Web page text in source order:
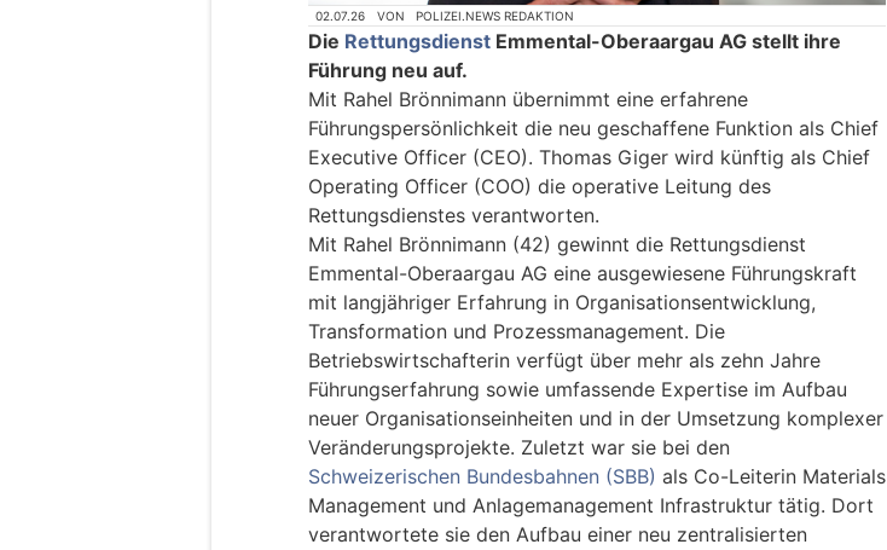
02.07.26 VON POLIZEI.NEWS REDAKTION
Die Rettungsdienst Emmental-Oberaargau AG stellt ihre
Führung neu auf.
Mit Rahel Brönnimann übernimmt eine erfahrene
Führungspersönlichkeit die neu geschaffene Funktion als Chief
Executive Officer (CEO). Thomas Giger wird künftig als Chief
Operating Officer (COO) die operative Leitung des
Rettungsdienstes verantworten.
Mit Rahel Brönnimann (42) gewinnt die Rettungsdienst
Emmental-Oberaargau AG eine ausgewiesene Führungskraft
mit langjähriger Erfahrung in Organisationsentwicklung,
Transformation und Prozessmanagement. Die
Betriebswirtschafterin verfügt über mehr als zehn Jahre
Führungserfahrung sowie umfassende Expertise im Aufbau
neuer Organisationseinheiten und in der Umsetzung komplexer
Veränderungsprojekte. Zuletzt war sie bei den
Schweizerischen Bundesbahnen (SBB) als Co-Leiterin Materials
Management und Anlagemanagement Infrastruktur tätig. Dort
verantwortete sie den Aufbau einer neu zentralisierten